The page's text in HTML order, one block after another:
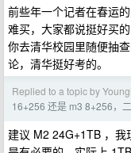
前些年一个记者在春运
难买，大家都说挺好买
你去清华校园里随便抽
论，清华挺好考的。
Replied to a topic by
16+256 还是 m3 8+256，
建议 M2 24G+1TB ，我